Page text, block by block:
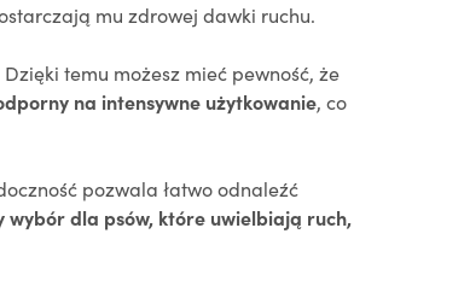
mu zdrowej dawki ruchu.
Dzięki temu możesz mieć pewność, że
na intensywne użytkowanie, co
pozwala łatwo odnaleźć
wybór dla psów, które uwielbiają ruch,